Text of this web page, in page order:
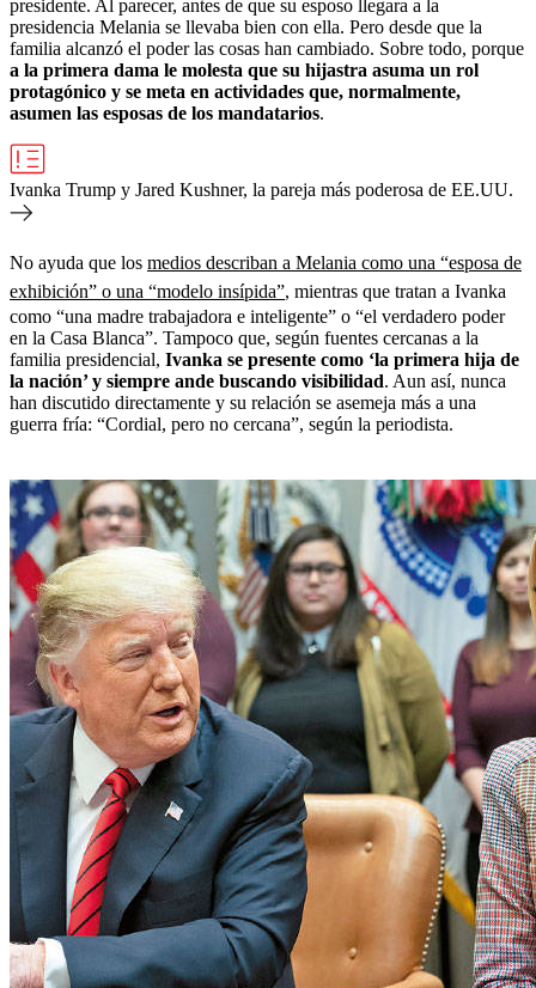
presidente. Al parecer, antes de que su esposo llegara a la
presidencia Melania se llevaba bien con ella. Pero desde que la
familia alcanzó el poder las cosas han cambiado. Sobre todo, porque
a la primera dama le molesta que su hijastra asuma un rol
protagónico y se meta en actividades que, normalmente,
asumen las esposas de los mandatarios.
Ivanka Trump y Jared Kushner, la pareja más poderosa de EE.UU.
No ayuda que los medios describan a Melania como una “esposa de
exhibición” o una “modelo insípida”, mientras que tratan a Ivanka
como “una madre trabajadora e inteligente” o “el verdadero poder
en la Casa Blanca”. Tampoco que, según fuentes cercanas a la
familia presidencial, Ivanka se presente como ‘la primera hija de
la nación’ y siempre ande buscando visibilidad. Aun así, nunca
han discutido directamente y su relación se asemeja más a una
guerra fría: “Cordial, pero no cercana”, según la periodista.